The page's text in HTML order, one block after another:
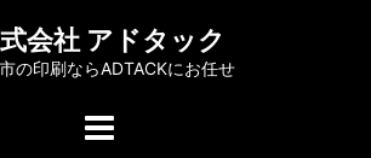
会社 アドタック
の印刷ならADTACKにお任せ